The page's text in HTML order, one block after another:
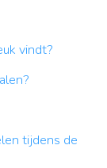
vindt?
tijdens de